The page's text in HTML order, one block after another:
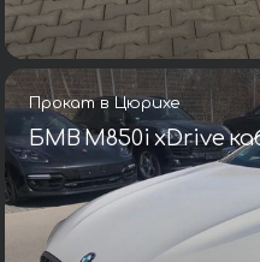
Прокат в Цюрихе
БМВ M850i xDrive